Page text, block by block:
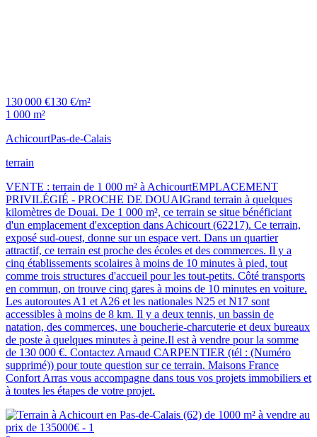
130 000 €130 €/m²
1 000 m²
AchicourtPas-de-Calais
terrain
VENTE : terrain de 1 000 m² à AchicourtEMPLACEMENT
PRIVILÉGIÉ - PROCHE DE DOUAIGrand terrain à quelques
kilomètres de Douai. De 1 000 m², ce terrain se situe bénéficiant
d'un emplacement d'exception dans Achicourt (62217). Ce terrain,
exposé sud-ouest, donne sur un espace vert. Dans un quartier
attractif, ce terrain est proche des écoles et des commerces. Il y a
cinq établissements scolaires à moins de 10 minutes à pied, tout
comme trois structures d'accueil pour les tout-petits. Côté transports
en commun, on trouve cinq gares à moins de 10 minutes en voiture.
Les autoroutes A1 et A26 et les nationales N25 et N17 sont
accessibles à moins de 8 km. Il y a deux tennis, un bassin de
natation, des commerces, une boucherie-charcuterie et deux bureaux
de poste à quelques minutes à peine.Il est à vendre pour la somme
de 130 000 €. Contactez Arnaud CARPENTIER (tél : (Numéro
supprimé)) pour toute question sur ce terrain. Maisons France
Confort Arras vous accompagne dans tous vos projets immobiliers et
à toutes les étapes de votre projet.